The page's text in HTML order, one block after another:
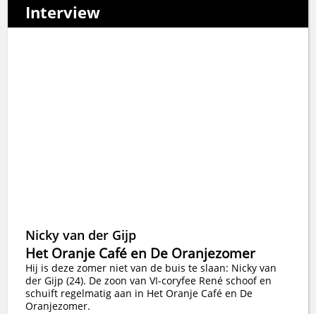
Interview
Nicky van der Gijp
Het Oranje Café en De Oranjezomer
Hij is deze zomer niet van de buis te slaan: Nicky van
der Gijp (24). De zoon van VI-coryfee René schoof en
schuift regelmatig aan in Het Oranje Café en De
Oranjezomer.